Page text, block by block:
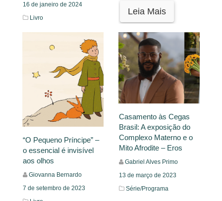
16 de janeiro de 2024
Livro
Leia Mais
Leia Mais
“O Pequeno Príncipe” –
o essencial é invisível
aos olhos
Giovanna Bernardo
7 de setembro de 2023
Casamento às Cegas
Brasil: A exposição do
Complexo Materno e o
Mito Afrodite – Eros
Gabriel Alves Primo
13 de março de 2023
Série/Programa